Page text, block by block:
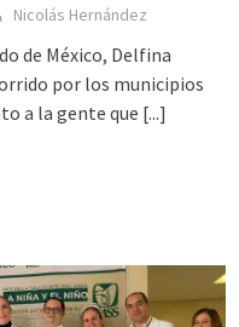
Nicolás Hernández
de México, Delfina
por los municipios
a la gente que [...]